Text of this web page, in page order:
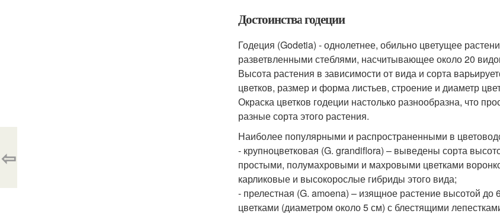
Достоинства годеции
Годеция (Godetia) - однолетнее, обильно цветущее
разветвленными стеблями, насчитывающее около 20
Высота растения в зависимости от вида и сорта
цветков, размер и форма листьев, строение и диаметр
Окраска цветков годеции настолько разнообразна, что
разные сорта этого растения.
Наиболее популярными и распространенными в
- крупноцветковая (G. grandiflora) – выведены сорта
простыми, полумахровыми и махровыми цветками
карликовые и высокорослые гибриды этого вида;
- прелестная (G. amoena) – изящное растение высотой
цветками (диаметром около 5 см) с блестящими
⇦